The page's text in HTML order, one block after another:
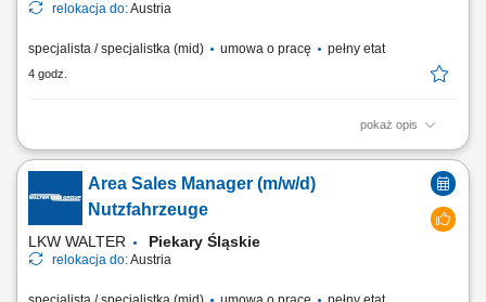
relokacja do:Austria
specjalista / specjalistka (mid) umowa o pracę pełny etat
4 godz.
pokaż opis
Stellenbeschreibung Deine Aufgaben Transportabwicklung: Nach der
übergeordneten Transportplanung übernimmst du die tägliche
Disposition und begleitest internationale Transporte zuverlässig durch
die operative Abwicklung; Wirtschaftliche Entscheidungen: Du
vergleichst verfügbare...
Area Sales Manager (m/w/d)
Nutzfahrzeuge
LKW WALTER Piekary Śląskie
relokacja do:Austria